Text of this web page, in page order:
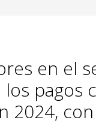
en el
los pagos
2024,